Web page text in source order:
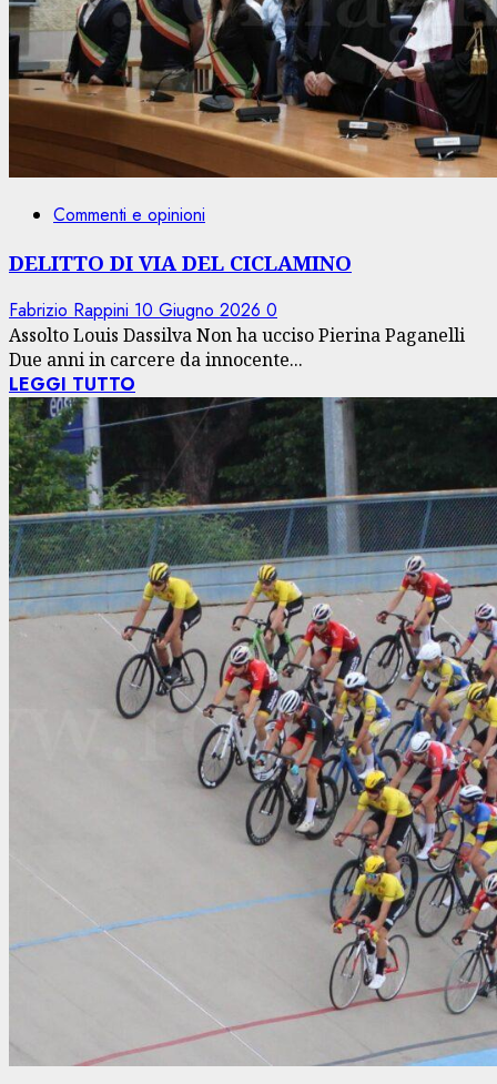
Commenti e opinioni
DELITTO DI VIA DEL CICLAMINO
Fabrizio Rappini 10 Giugno 2026 0
Assolto Louis Dassilva Non ha ucciso Pierina Paganelli
Due anni in carcere da innocente...
LEGGI TUTTO